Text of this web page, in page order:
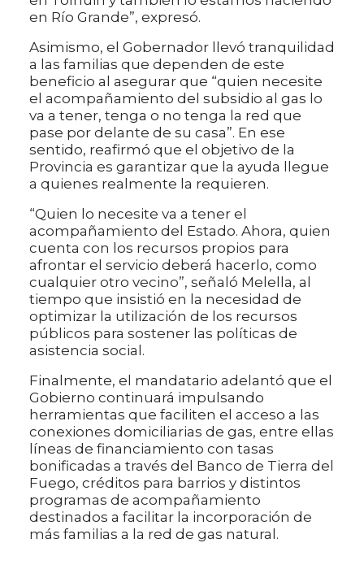
en Río Grande”, expresó.
Asimismo, el Gobernador llevó tranquilidad
a las familias que dependen de este
beneficio al asegurar que “quien necesite
el acompañamiento del subsidio al gas lo
va a tener, tenga o no tenga la red que
pase por delante de su casa”. En ese
sentido, reafirmó que el objetivo de la
Provincia es garantizar que la ayuda llegue
a quienes realmente la requieren.
“Quien lo necesite va a tener el
acompañamiento del Estado. Ahora, quien
cuenta con los recursos propios para
afrontar el servicio deberá hacerlo, como
cualquier otro vecino”, señaló Melella, al
tiempo que insistió en la necesidad de
optimizar la utilización de los recursos
públicos para sostener las políticas de
asistencia social.
Finalmente, el mandatario adelantó que el
Gobierno continuará impulsando
herramientas que faciliten el acceso a las
conexiones domiciliarias de gas, entre ellas
líneas de financiamiento con tasas
bonificadas a través del Banco de Tierra del
Fuego, créditos para barrios y distintos
programas de acompañamiento
destinados a facilitar la incorporación de
más familias a la red de gas natural.